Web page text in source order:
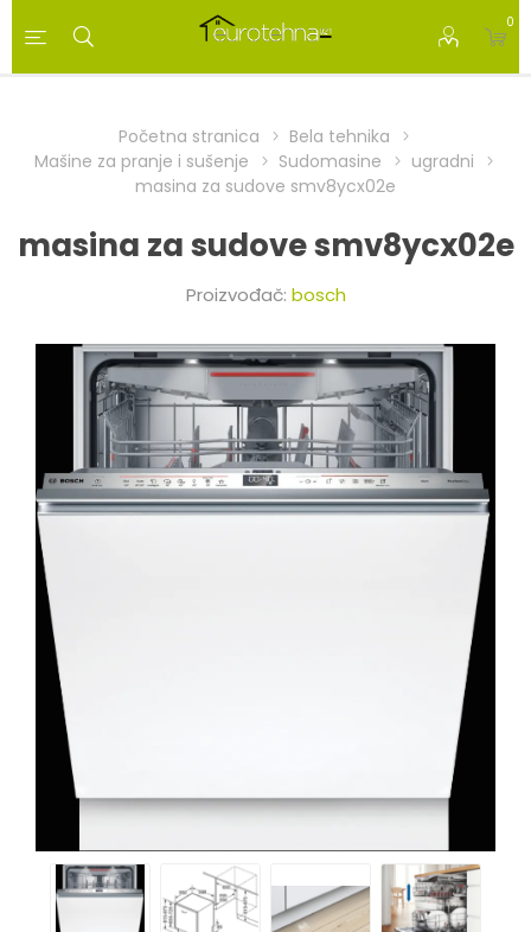
0
Početna stranica
Bela tehnika
Mašine za pranje i sušenje
Sudomasine
ugradni
masina za sudove smv8ycx02e
masina za sudove smv8ycx02e
Proizvođač: bosch